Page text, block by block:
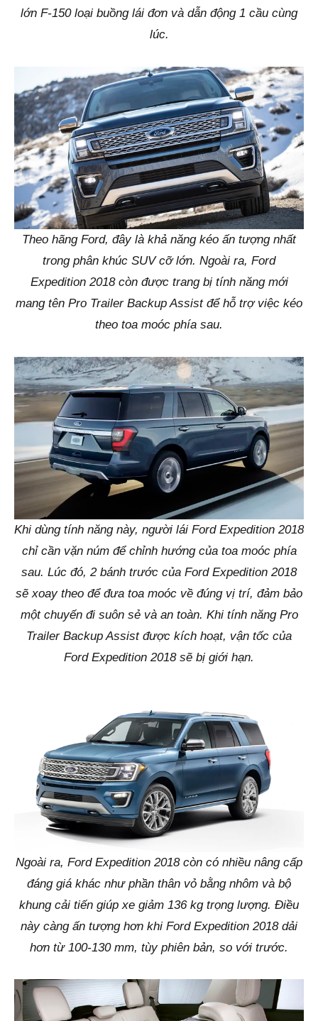
lớn F-150 loại buồng lái đơn và dẫn động 1 cầu cùng
lúc.
Theo hãng Ford, đây là khả năng kéo ấn tượng nhất
trong phân khúc SUV cỡ lớn. Ngoài ra, Ford
Expedition 2018 còn được trang bị tính năng mới
mang tên Pro Trailer Backup Assist để hỗ trợ việc kéo
theo toa moóc phía sau.
Khi dùng tính năng này, người lái Ford Expedition 2018
chỉ cần vặn núm để chỉnh hướng của toa moóc phía
sau. Lúc đó, 2 bánh trước của Ford Expedition 2018
sẽ xoay theo để đưa toa moóc về đúng vị trí, đảm bảo
một chuyến đi suôn sẻ và an toàn. Khi tính năng Pro
Trailer Backup Assist được kích hoạt, vận tốc của
Ford Expedition 2018 sẽ bị giới hạn.
Ngoài ra, Ford Expedition 2018 còn có nhiều nâng cấp
đáng giá khác như phần thân vỏ bằng nhôm và bộ
khung cải tiến giúp xe giảm 136 kg trọng lượng. Điều
này càng ấn tượng hơn khi Ford Expedition 2018 dải
hơn từ 100-130 mm, tùy phiên bản, so với trước.